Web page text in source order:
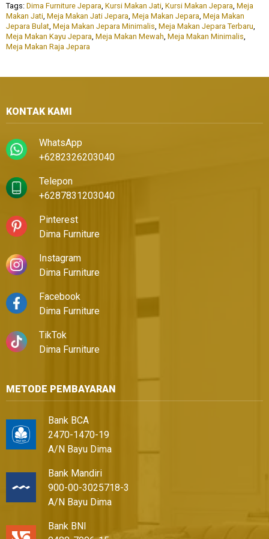
Tags: Dima Furniture Jepara Kursi Makan Jati Kursi Makan Jepara Meja
Makan Jati Meja Makan Jati Jepara Meja Makan Jepara Meja Makan
Jepara Bulat Meja Makan Jepara Minimalis Meja Makan Jepara Terbaru
Meja Makan Kayu Jepara Meja Makan Mewah Meja Makan Minimalis
Meja Makan Raja Jepara
KONTAK KAMI
WhatsApp
+6282326203040
Telepon
+6287831203040
Pinterest
Dima Furniture
Instagram
Dima Furniture
Facebook
Dima Furniture
TikTok
Dima Furniture
METODE PEMBAYARAN
Bank BCA
2470-1470-19
A/N Bayu Dima
Bank Mandiri
900-00-3025718-3
A/N Bayu Dima
Bank BNI